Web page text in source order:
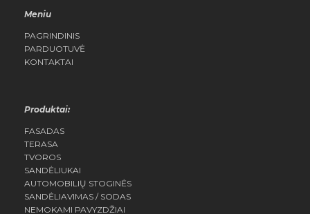
Meniu
PAGRINDINIS
PARDUOTUVĖ
KONTAKTAI
Produktai:
FASADAS
TERASA
TVOROS
SANDĖLIUKAI
AUTOMOBILIŲ STOGINĖS
SANDĖLIAVIMAS / SODAS
NEMOKAMI PAVYZDŽIAI